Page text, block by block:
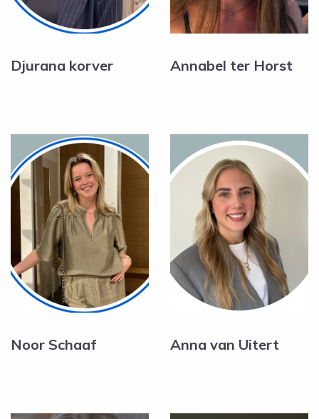
Djurana korver Annabel ter Horst
Noor Schaaf Anna van Uitert